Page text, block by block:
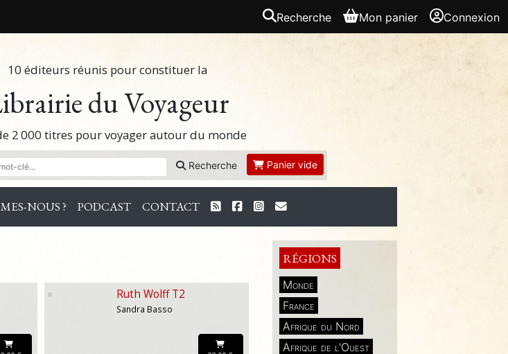
Recherche Mon panier Connexion
10 éditeurs réunis pour constituer la
du Voyageur
2 000 titres pour voyager autour du monde
Recherche Panier vide
NOUS ? PODCAST CONTACT
RÉGIONS
Monde
France
Afrique du Nord
Afrique de l'Ouest
Ruth Wolff T2
Sandra Basso